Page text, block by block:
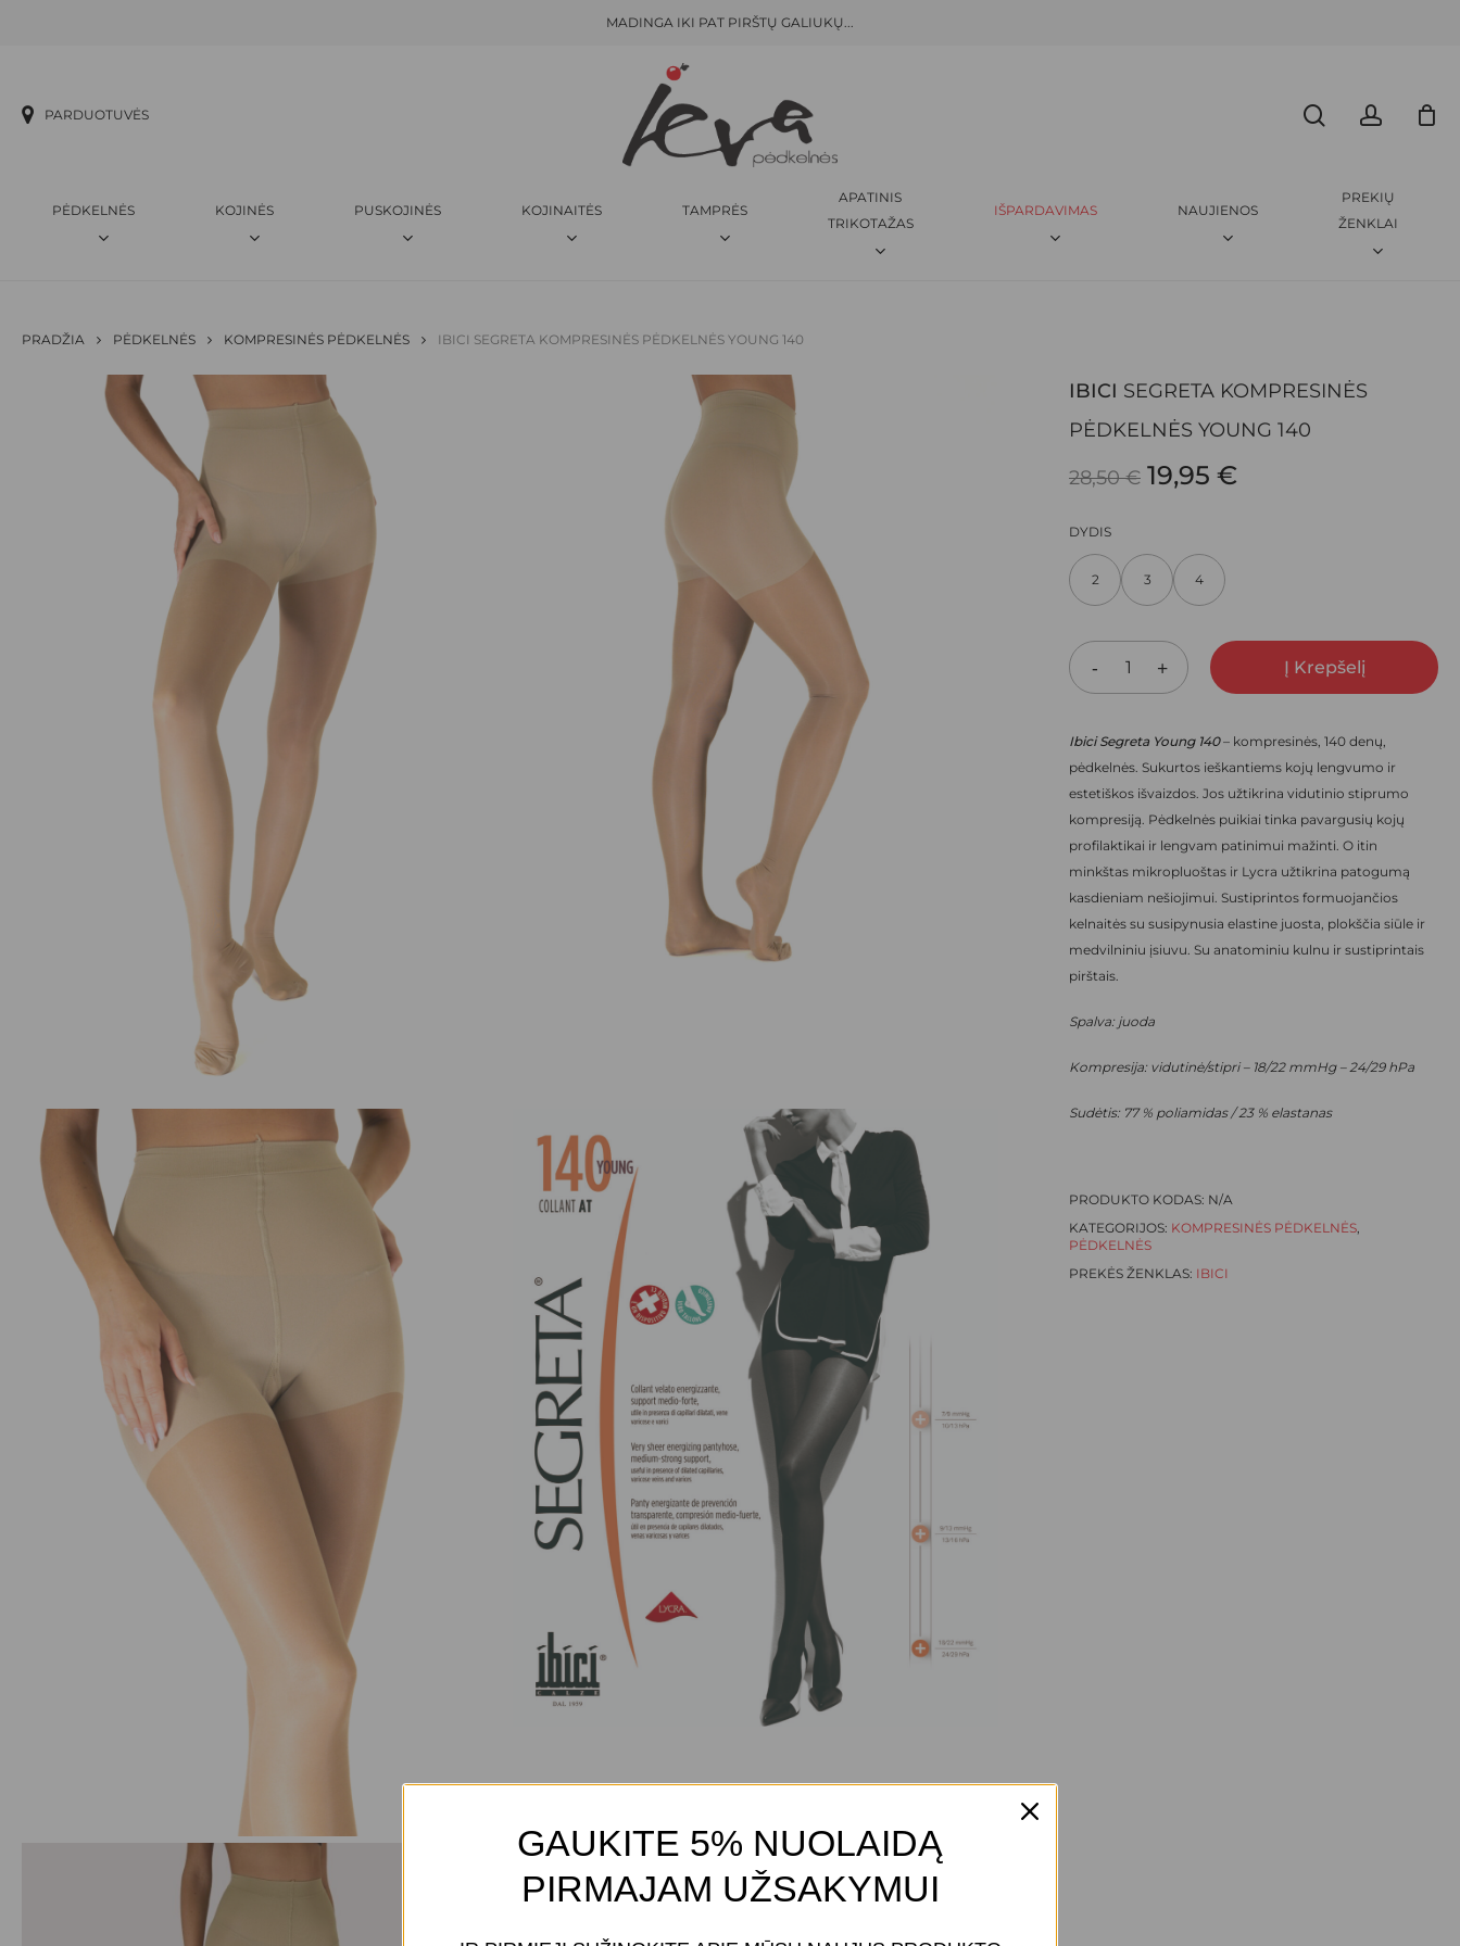
MADINGA IKI PAT PIRŠTŲ GALIUKŲ...
PARDUOTUVĖS
PĖDKELNĖS KOJINĖS PUSKOJINĖS KOJINAITĖS TAMPRĖS
APATINIS
TRIKOTAŽAS
IŠPARDAVIMAS NAUJIENOS
PREKIŲ
ŽENKLAI
PRADŽIA PĖDKELNĖS KOMPRESINĖS PĖDKELNĖS IBICI SEGRETA KOMPRESINĖS PĖDKELNĖS YOUNG 140
IBICI SEGRETA KOMPRESINĖS
PĖDKELNĖS YOUNG 140
28,50€ ORIGINAL
WAS:
19,95 €CURRENT
DYDIS
2 3 4
Į Krepšelį
Ibici Segreta Young 140– kompresinės, 140 denų,
pėdkelnės. Sukurtos ieškantiems kojų lengvumo ir
estetiškos išvaizdos. Jos užtikrina vidutinio stiprumo
kompresiją. Pėdkelnės puikiai tinka pavargusių kojų
profilaktikai ir lengvam patinimui mažinti. O itin
minkštas mikropluoštas ir Lycra užtikrina patogumą
kasdieniam nešiojimui. Sustiprintos formuojančios
kelnaitės su susipynusia elastine juosta, plokščia siūle ir
medvilniniu įsiuvu. Su anatominiu kulnu ir sustiprintais
pirštais.
Spalva: juoda
Kompresija: vidutinė/stipri – 18/22 mmHg – 24/29 hPa
Sudėtis: 77 % poliamidas / 23 % elastanas
PRODUKTO KODAS: N/A
KATEGORIJOS: KOMPRESINĖS PĖDKELNĖS,
PĖDKELNĖS
PREKĖS ŽENKLAS: IBICI
El. pašto adresas nebus skelbiamas.
JŪSŲ ĮVERTINIMAS
JŪSŲ ATSILIEPIMAS
PAVADINIMAS EL. PAŠTAS *
INTERNETO PUSLAPĮ, KAD JŲ NEBEREIKTŲ ĮVESTI IŠ NAUJO, KAI KITĄ KARTĄ VĖL NORĖSIU
PARAŠYTI KOMENTARĄ.
GAUKITE 5% NUOLAIDĄ
PIRMAJAM UŽSAKYMUI